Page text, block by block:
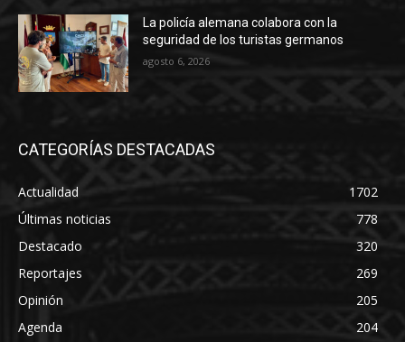
La policía alemana colabora con la
seguridad de los turistas germanos
agosto 6, 2026
CATEGORÍAS DESTACADAS
Actualidad
1702
Últimas noticias
778
Destacado
320
Reportajes
269
Opinión
205
Agenda
204